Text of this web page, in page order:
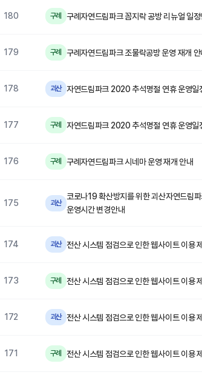
180 구례 구례자연드림파크 꼼지락 공방 리뉴얼 일
179 구례 구례자연드림파크 조물락공방 운영 재개 안
178 괴산 자연드림파크 2020 추석명절 연휴 운영일
177 구례 자연드림파크 2020 추석명절 연휴 운영일
176 구례 구례자연드림파크 시네마 운영 재개 안내
175 괴산
코로나19 확산방지를 위한 괴산자연드림
운영시간 변경안내
174 괴산 전산 시스템 점검으로 인한 웹사이트 이용
173 구례 전산 시스템 점검으로 인한 웹사이트 이용
172 괴산 전산 시스템 점검으로 인한 웹사이트 이용
171 구례 전산 시스템 점검으로 인한 웹사이트 이용